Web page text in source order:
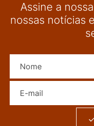
Assine a
nossas notícias